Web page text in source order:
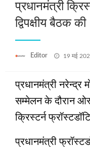
प्रधानमंत्री
द्विपक्षीय बैठक की
Editor
Posted
19 मई
प्रधानमंत्री नरेन्द्र
सम्मेलन के दौरान
क्रिस्टर्न
प्रधानमंत्री